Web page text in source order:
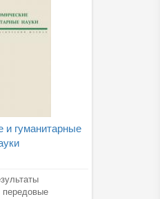
и гуманитарные
передовые